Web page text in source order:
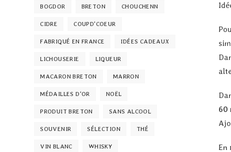
60
En
BOGDOR BRETON CHOUCHENN
CIDRE COUPD'COEUR
FABRIQUÉ EN FRANCE IDÉES CADEAUX
LICHOUSERIE LIQUEUR
MACARON BRETON MARRON
MÉDAILLES D'OR NOËL
PRODUIT BRETON SANS ALCOOL
SOUVENIR SÉLECTION THÉ
VIN BLANC WHISKY